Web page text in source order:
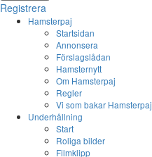
Registrera
Hamsterpaj
Startsidan
Annonsera
Förslagslådan
Hamsternytt
Om Hamsterpaj
Regler
Vi som bakar Hamsterpaj
Underhållning
Start
Roliga bilder
Filmklipp